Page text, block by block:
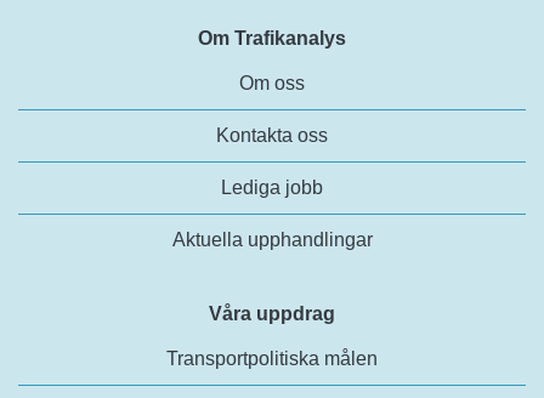
Om Trafikanalys
Om oss
Kontakta oss
Lediga jobb
Aktuella upphandlingar
Våra uppdrag
Transportpolitiska målen